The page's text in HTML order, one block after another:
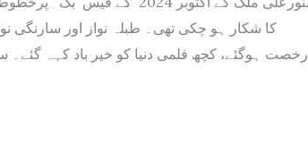
کا شکار ہو چکی تھی۔ طبلہ نواز اور سارنگی
رخصت ہوگئے، کچھ فلمی دنیا کو خیر باد کہہ